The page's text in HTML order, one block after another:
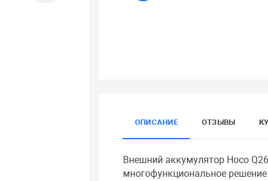
ОПИСАНИЕ ОТЗЫВЫ
Внешний аккумулятор Hoco
многофункциональное